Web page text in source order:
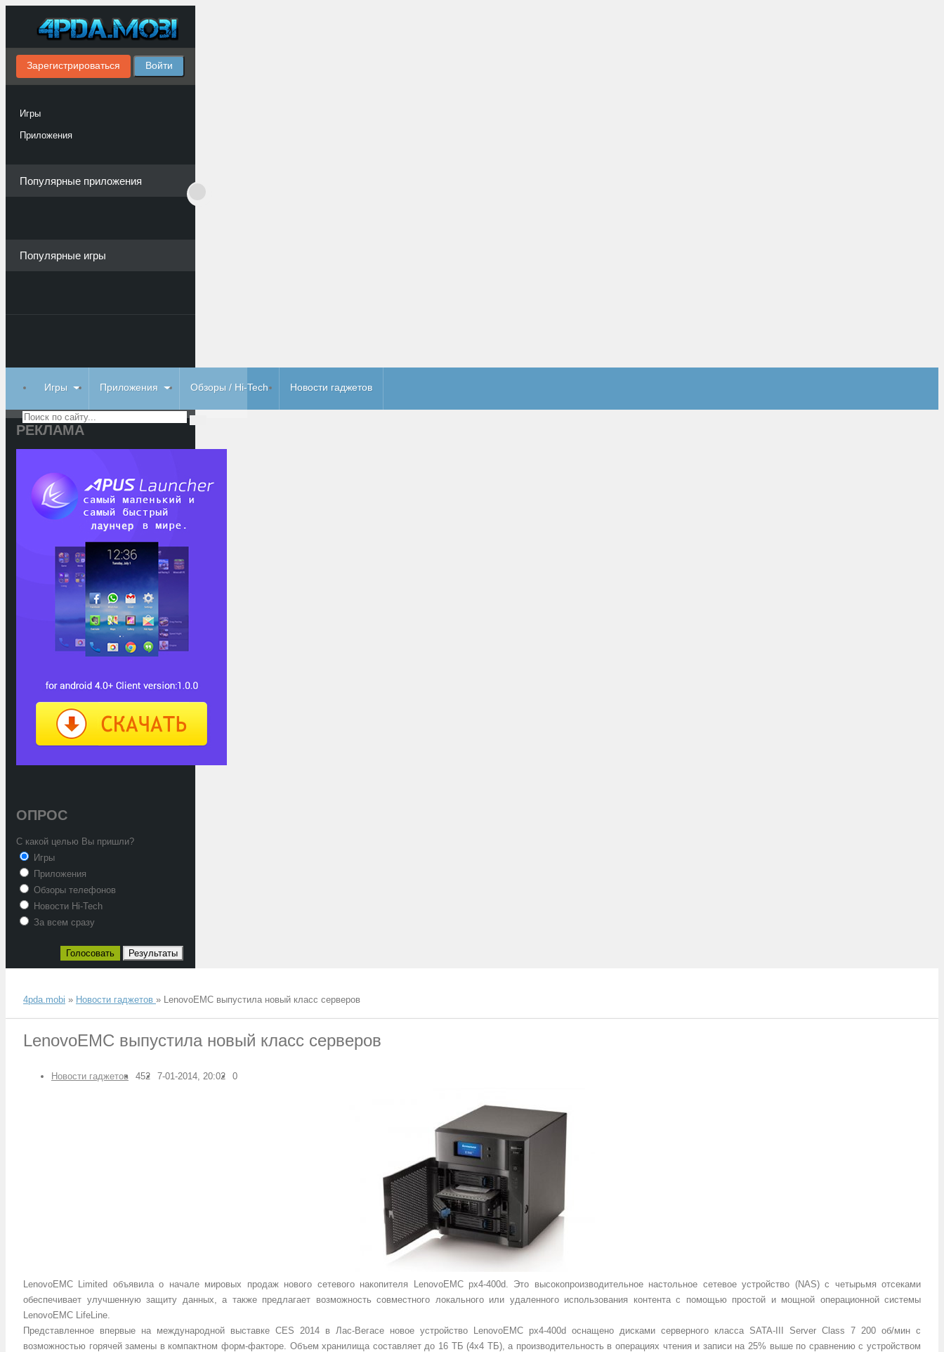
Зарегистрироваться Войти
Игры
Приложения
Популярные приложения
Популярные игры
Игры Приложения Обзоры / Hi-Tech Новости гаджетов
РЕКЛАМА
ОПРОС
С какой целью Вы пришли?
Игры
Приложения
Обзоры телефонов
Новости Hi-Tech
За всем сразу
Голосовать Результаты
4pda.mobi » Новости гаджетов » LenovoEMC выпустила новый класс серверов
LenovoEMC выпустила новый класс серверов
Новости гаджетов 452 7-01-2014, 20:02 0
LenovoEMC Limited объявила о начале мировых продаж нового сетевого накопителя LenovoEMC px4-400d. Это высокопроизводительное настольное сетевое устройство (NAS) с четырьмя отсеками
обеспечивает улучшенную защиту данных, а также предлагает возможность совместного локального или удаленного использования контента с помощью простой и мощной операционной системы
LenovoEMC LifeLine.
Представленное впервые на международной выставке CES 2014 в Лас-Вегасе новое устройство LenovoEMC px4-400d оснащено дисками серверного класса SATA-III Server Class 7 200 об/мин с
возможностью горячей замены в компактном форм-факторе. Объем хранилища составляет до 16 ТБ (4x4 ТБ), а производительность в операциях чтения и записи на 25% выше по сравнению с устройством